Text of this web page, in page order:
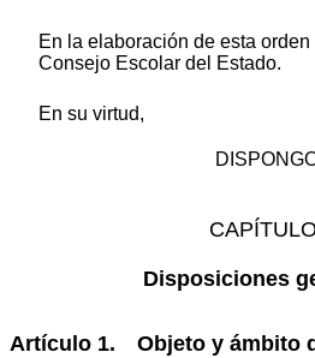
En la elaboración de esta
Consejo Escolar del Estado.
En su virtud,
Disposiciones
Artículo 1. Objeto y ámbito